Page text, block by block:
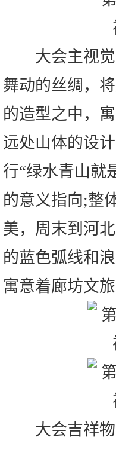
大会主视觉
舞动的丝绸，
的造型之中，
远处山体的设
行“绿水青山就
的意义指向;整
美，周末到河
的蓝色弧线和
寓意着廊坊文
大会吉祥物